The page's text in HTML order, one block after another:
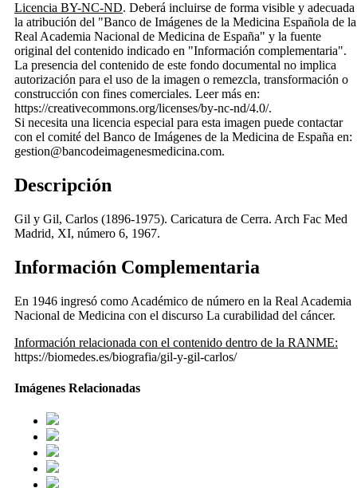
Licencia BY-NC-ND. Deberá incluirse de forma visible y adecuada
la atribución del "Banco de Imágenes de la Medicina Española de la
Real Academia Nacional de Medicina de España" y la fuente
original del contenido indicado en "Información complementaria".
La presencia del contenido de este fondo documental no implica
autorización para el uso de la imagen o remezcla, transformación o
construcción con fines comerciales. Leer más en:
https://creativecommons.org/licenses/by-nc-nd/4.0/.
Si necesita una licencia especial para esta imagen puede contactar
con el comité del Banco de Imágenes de la Medicina de España en:
gestion@bancodeimagenesmedicina.com.
Descripción
Gil y Gil, Carlos (1896-1975). Caricatura de Cerra. Arch Fac Med
Madrid, XI, número 6, 1967.
Información Complementaria
En 1946 ingresó como Académico de número en la Real Academia
Nacional de Medicina con el discurso La curabilidad del cáncer.
Información relacionada con el contenido dentro de la RANME:
https://biomedes.es/biografia/gil-y-gil-carlos/
Imágenes Relacionadas